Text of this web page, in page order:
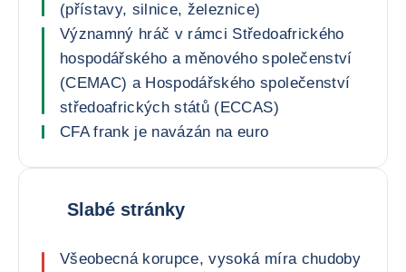
(přístavy, silnice, železnice)
Významný hráč v rámci Středoafrického
hospodářského a měnového společenství
(CEMAC) a Hospodářského společenství
středoafrických států (ECCAS)
CFA frank je navázán na euro
Slabé stránky
Všeobecná korupce, vysoká míra chudoby